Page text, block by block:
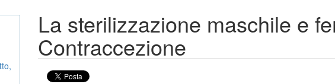
La sterilizzazione maschile e
Contraccezione